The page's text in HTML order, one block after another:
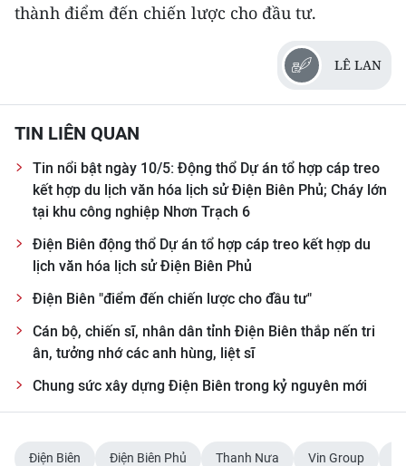
thành điểm đến chiến lược cho đầu tư.
LÊ LAN
TIN LIÊN QUAN
Tin nổi bật ngày 10/5: Động thổ Dự án tổ hợp cáp treo
kết hợp du lịch văn hóa lịch sử Điện Biên Phủ; Cháy lớn
tại khu công nghiệp Nhơn Trạch 6
Điện Biên động thổ Dự án tổ hợp cáp treo kết hợp du
lịch văn hóa lịch sử Điện Biên Phủ
Điện Biên "điểm đến chiến lược cho đầu tư"
Cán bộ, chiến sĩ, nhân dân tỉnh Điện Biên thắp nến tri
ân, tưởng nhớ các anh hùng, liệt sĩ
Chung sức xây dựng Điện Biên trong kỷ nguyên mới
Điện Biên Điện Biên Phủ Thanh Nưa Vin Group